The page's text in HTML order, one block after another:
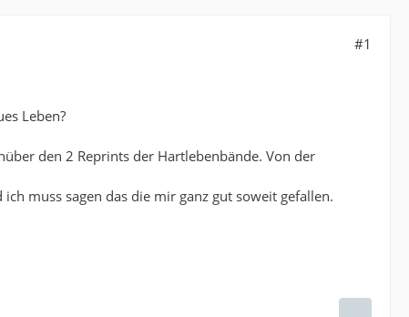
#1
Leben?
den 2 Reprints der Hartlebenbände. Von der
muss sagen das die mir ganz gut soweit gefallen.